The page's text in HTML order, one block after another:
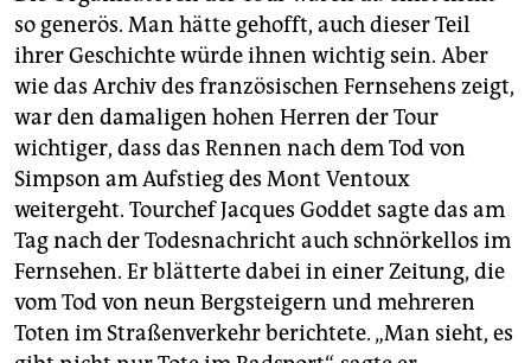
so generös. Man hätte gehofft, auch dieser Teil
ihrer Geschichte würde ihnen wichtig sein. Aber
wie das Archiv des französischen Fernsehens zeigt,
war den damaligen hohen Herren der Tour
wichtiger, dass das Rennen nach dem Tod von
Simpson am Aufstieg des Mont Ventoux
weitergeht. Tourchef Jacques Goddet sagte das am
Tag nach der Todesnachricht auch schnörkellos im
Fernsehen. Er blätterte dabei in einer Zeitung, die
vom Tod von neun Bergsteigern und mehreren
Toten im Straßenverkehr berichtete. „Man sieht, es